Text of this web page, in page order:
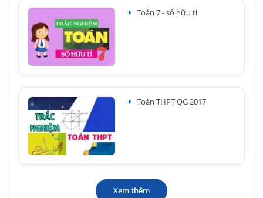
Toán 7 - số hữu tỉ
Toán THPT QG 2017
Xem thêm